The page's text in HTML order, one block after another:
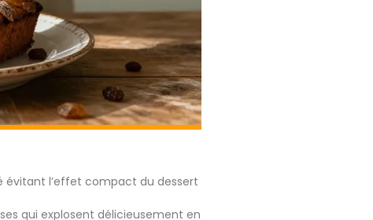
l’effet compact du dessert
qui explosent délicieusement en